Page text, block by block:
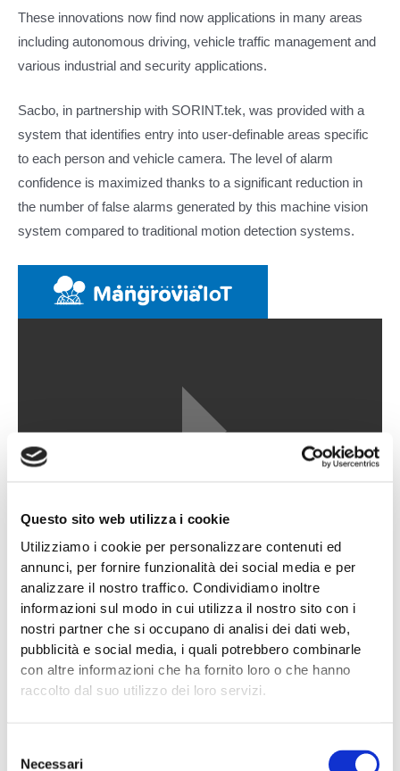
Questo sito web utilizza i cookie
Utilizziamo i cookie per personalizzare contenuti ed
annunci, per fornire funzionalità dei social media e per
analizzare il nostro traffico. Condividiamo inoltre
informazioni sul modo in cui utilizza il nostro sito con i
nostri partner che si occupano di analisi dei dati web,
pubblicità e social media, i quali potrebbero combinarle
con altre informazioni che ha fornito loro o che hanno
raccolto dal suo utilizzo dei loro servizi.
delNecessari
These innovations now find now applications in many areas
including autonomous driving, vehicle traffic management and
various industrial and security applications.
Sacbo, in partnership with SORINT.tek, was provided with a
system that identifies entry into user-definable areas specific
to each person and vehicle camera. The level of alarm
confidence is maximized thanks to a significant reduction in
the number of false alarms generated by this machine vision
system compared to traditional motion detection systems.